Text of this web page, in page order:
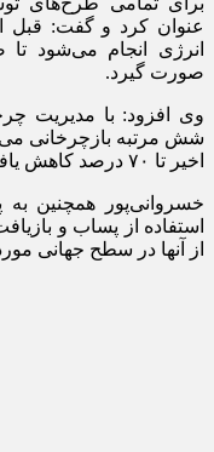
عنوان کرد و گفت: قبل
انرژی انجام می‌شود
صورت گیرد.
وی افزود: با مدیریت
شش مرتبه بازچرخانی
اخیر تا ۷۰ درصد کاهش یافته است.
خسروانی‌پور همچنین به
استفاده از پساب و
از آنها در سطح جهانی